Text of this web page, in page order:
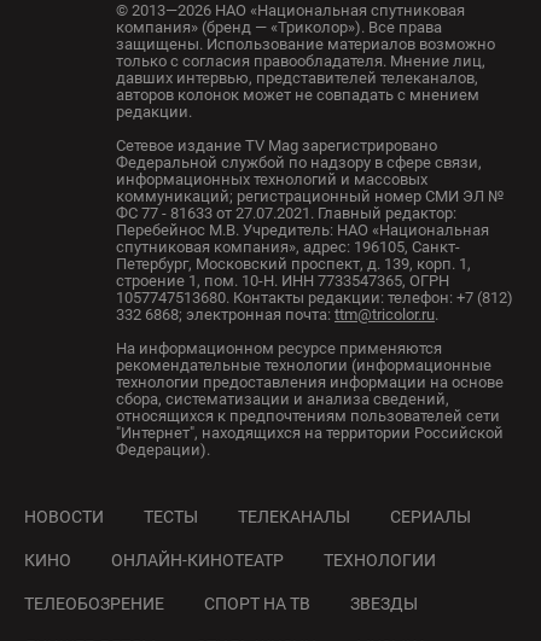
© 2013—2026 НАО «Национальная спутниковая
компания» (бренд — «Триколор»). Все права
защищены. Использование материалов возможно
только с согласия правообладателя. Мнение лиц,
давших интервью, представителей телеканалов,
авторов колонок может не совпадать с мнением
редакции.
Сетевое издание TV Mag зарегистрировано
Федеральной службой по надзору в сфере связи,
информационных технологий и массовых
коммуникаций; регистрационный номер СМИ ЭЛ №
ФС 77 - 81633 от 27.07.2021. Главный редактор:
Перебейнос М.В. Учредитель: НАО «Национальная
спутниковая компания», адрес: 196105, Санкт-
Петербург, Московский проспект, д. 139, корп. 1,
строение 1, пом. 10-Н. ИНН 7733547365, ОГРН
1057747513680. Контакты редакции: телефон: +7 (812)
332 6868; электронная почта: ttm@tricolor.ru.
На информационном ресурсе применяются
рекомендательные технологии (информационные
технологии предоставления информации на основе
сбора, систематизации и анализа сведений,
относящихся к предпочтениям пользователей сети
"Интернет", находящихся на территории Российской
Федерации).
НОВОСТИ ТЕСТЫ ТЕЛЕКАНАЛЫ СЕРИАЛЫ
КИНО ОНЛАЙН-КИНОТЕАТР ТЕХНОЛОГИИ
ТЕЛЕОБОЗРЕНИЕ СПОРТ НА ТВ ЗВЕЗДЫ